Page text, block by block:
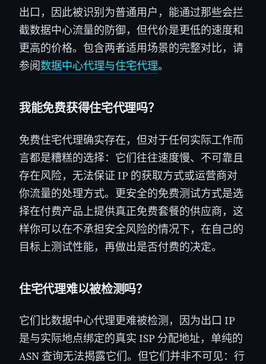
出口，因此被识别为普通用户，能通过那些会拦
截数据中心流量的防御，但代价是更低的速度和
更高的价格。包含两者适用场景的完整对比，请
参阅数据中心代理与住宅代理。
我能免费获得住宅代理吗？
免费住宅代理确实存在，但对于任何实际工作而
言都是糟糕的选择：它们往往速度慢、不可靠且
存在风险，无法保证 IP 的获取方式或运营商对
你流量的处理方式。更安全的免费测试方式是选
择在付费产品上提供真正免费套餐的供应商，这
样你可以在不承担安全风险的情况下，在自己的
目标上测试性能，再做出是否付费的决定。
住宅代理难以被检测吗？
它们比数据中心代理更难被检测，因为出口 IP
是与实际地点绑定的真实 ISP 分配地址，单纯的
ASN 查询无法揭露它们。但它们并非不可见：行